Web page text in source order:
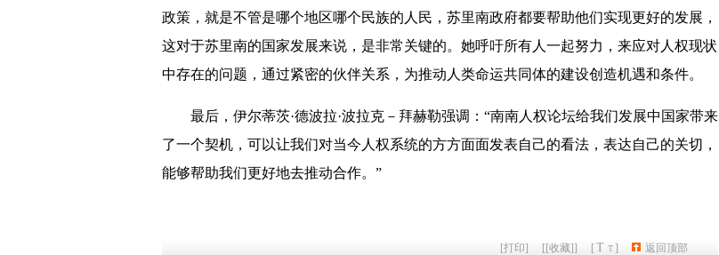
政策，就是不管是哪个地区哪个民族的人民，苏里南政府都要帮助他们实现更好的发展，
这对于苏里南的国家发展来说，是非常关键的。她呼吁所有人一起努力，来应对人权现状
中存在的问题，通过紧密的伙伴关系，为推动人类命运共同体的建设创造机遇和条件。
最后，伊尔蒂茨·德波拉·波拉克－拜赫勒强调：“南南人权论坛给我们发展中国家带来
了一个契机，可以让我们对当今人权系统的方方面面发表自己的看法，表达自己的关切，
能够帮助我们更好地去推动合作。”
[打印] [[收藏]] [T T] 返回顶部